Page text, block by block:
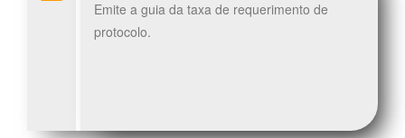
Emite a guia da taxa de requerimento de
protocolo.